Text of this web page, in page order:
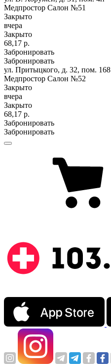
Медпростор Салон №51
Закрыто
вчера
Закрыто
68,17 р.
Забронировать
Забронировать
ул. Притыцкого, д. 32, пом. 168
Медпростор Салон №52
Закрыто
вчера
Закрыто
68,17 р.
Забронировать
Забронировать